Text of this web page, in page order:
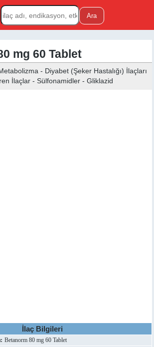
mg 60 Tablet
- Diyabet (Şeker Hastalığı) İlaçları
İlaçlar - Sülfonamidler - Gliklazid
İlaç Bilgileri
Betanorm 80 mg 60 Tablet